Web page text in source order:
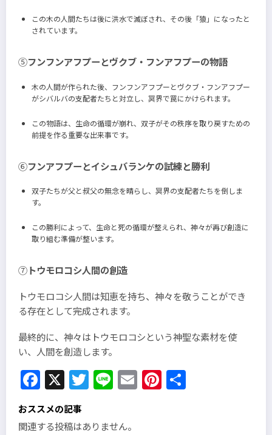
この木の人間たちは後に洪水で滅ぼされ、その後「猿」になったと
されています。
⑤フンフンアフプーとヴクブ・フンアフプーの物語
木の人間が作られた後、フンフンアフプーとヴクブ・フンアフプー
がシバルバの支配者たちと対立し、冥界で罠にかけられます。
この物語は、生命の循環が崩れ、双子がその秩序を取り戻すための
前提を作る重要な出来事です。
⑥フンアフプーとイシュバランケの試練と勝利
双子たちが父と叔父の無念を晴らし、冥界の支配者たちを倒しま
す。
この勝利によって、生命と死の循環が整えられ、神々が再び創造に
取り組む準備が整います。
⑦トウモロコシ人間の創造
トウモロコシ人間は知恵を持ち、神々を敬うことができ
る存在として完成されます。
最終的に、神々はトウモロコシという神聖な素材を使
い、人間を創造します。
Facebook
X Twitter
LineEmailPinterest
おススメの記事
関連する投稿はありません。